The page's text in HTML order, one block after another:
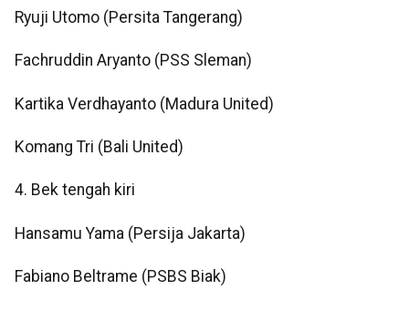
Ryuji Utomo (Persita Tangerang)
Fachruddin Aryanto (PSS Sleman)
Kartika Verdhayanto (Madura United)
Komang Tri (Bali United)
4. Bek tengah kiri
Hansamu Yama (Persija Jakarta)
Fabiano Beltrame (PSBS Biak)